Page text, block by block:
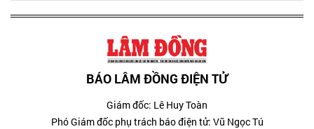
BÁO LÂM ĐỒNG ĐIỆN TỬ
Giám đốc: Lê Huy Toàn
Phó Giám đốc phụ trách báo điện tử: Vũ Ngọc Tú